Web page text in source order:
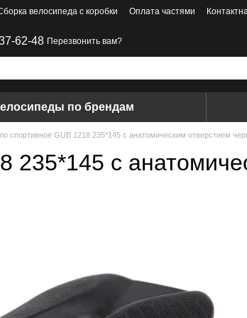
велосипеда с коробки Оплата частями
62-48 Перезвонить вам?
по брендам
спортивное GUB 1218 235*145 с анатомическим отверстием
235*145 с